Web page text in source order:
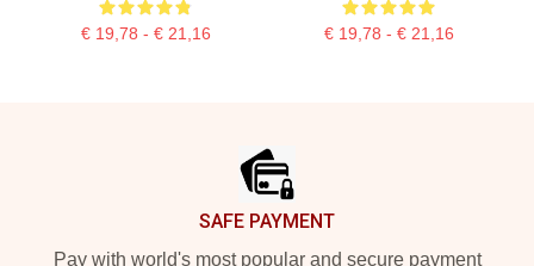
€ 19,78 - € 21,16 € 19,78 - € 21,16
SAFE PAYMENT
Pay with world's most popular and secure payment